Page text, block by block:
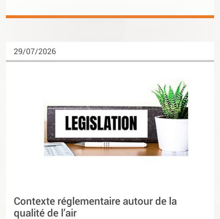
29/07/2026
Contexte réglementaire autour de la
qualité de l’air